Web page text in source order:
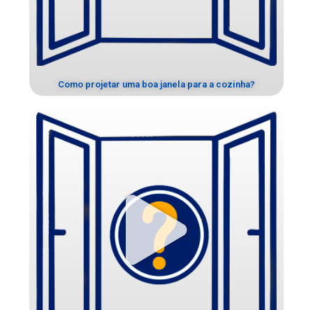
Como projetar uma boa janela para a cozinha?